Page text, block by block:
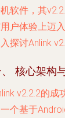
软件，其
户体验上迈
探讨Anlink
核心架构
v2.2.2的
个基于